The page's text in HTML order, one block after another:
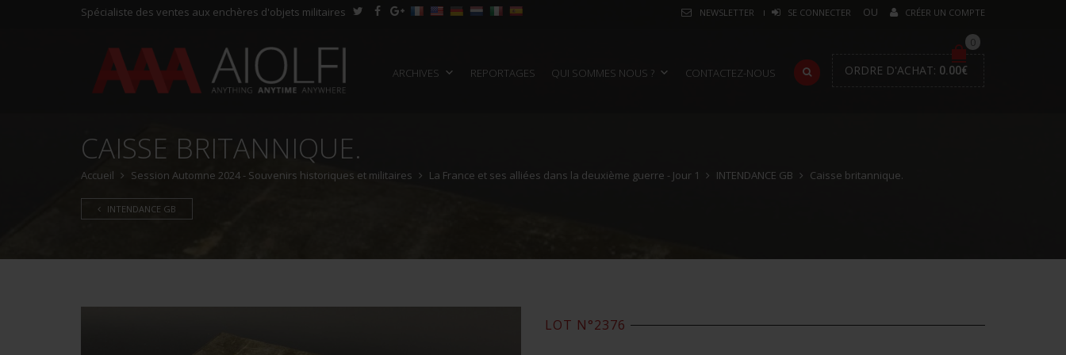
Spécialiste des ventes aux enchères d'objets militaires NEWSLETTER SE CONNECTER CRÉER UN COMPTE
ARCHIVES REPORTAGES QUI SOMMES NOUS ? CONTACTEZ-NOUS
0
ORDRE D'ACHAT: 0.00€
CAISSE BRITANNIQUE.
Accueil Session Automne 2024 - Souvenirs historiques et militaires La France et ses alliées dans la deuxième guerre - Jour 1 INTENDANCE GB Caisse britannique.
INTENDANCE GB
LOT N°2376